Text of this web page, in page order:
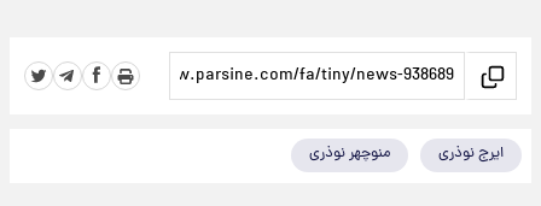
ایرج نوذری منوچهر نوذری